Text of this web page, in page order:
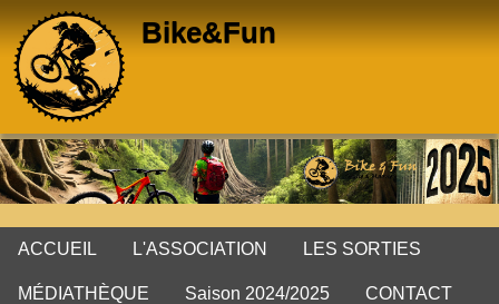
Bike&Fun
ACCUEIL L'ASSOCIATION LES SORTIES
MÉDIATHÈQUE Saison 2024/2025 CONTACT
Panneau de gestion des cookies